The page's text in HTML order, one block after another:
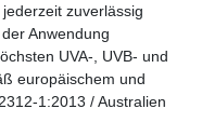
zuverlässig
Anwendung
UVA-, UVB- und
europäischem und
1:2013 / Australien